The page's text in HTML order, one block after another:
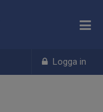
Logga in